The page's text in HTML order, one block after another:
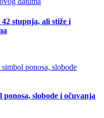
stupnja, ali stiže i
slobode i očuvanja